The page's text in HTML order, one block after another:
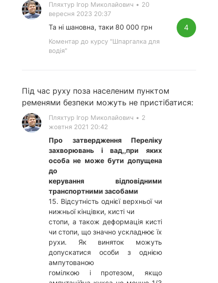
Пляхтур Ігор Миколайович • 20
вересня 2023 20:37
Та ні шановна, таки 80 000 грн
Коментар до курсу "Шпаргалка для
водія"
4
Під час руху поза населеним пунктом
ременями безпеки можуть не пристібатися:
Пляхтур Ігор Миколайович • 2
жовтня 2021 20:42
Про затвердження Переліку
захворювань і вад,,при яких
особа не може бути допущена
до
керування відповідними
транспортними засобами
15. Відсутність однієї верхньої чи
нижньої кінцівки, кисті чи
стопи, а також деформація кисті
чи стопи, що значно ускладнює їх
рухи. Як виняток можуть
допускатися особи з однією
ампутованою
гомілкою і протезом, якщо